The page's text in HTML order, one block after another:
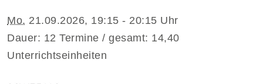
Mo. 21.09.2026, 19:15 - 20:15 Uhr
Dauer: 12 Termine / gesamt: 14,40
Unterrichtseinheiten